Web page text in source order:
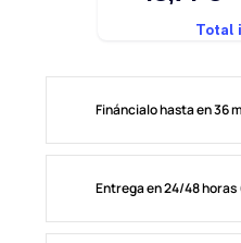
Fináncialo hasta en 36
Entrega en 24/48